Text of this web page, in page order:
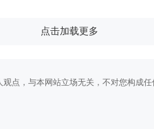
点击加载更多
点，与本网站立场无关，不对您构成